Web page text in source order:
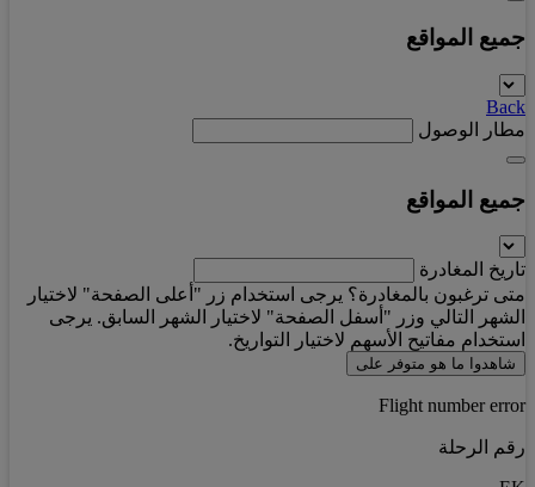
جميع المواقع
Back
مطار الوصول
جميع المواقع
تاريخ المغادرة
متى ترغبون بالمغادرة؟ يرجى استخدام زر "أعلى الصفحة" لاختيار
الشهر التالي وزر "أسفل الصفحة" لاختيار الشهر السابق. يرجى
استخدام مفاتيح الأسهم لاختيار التواريخ.
شاهدوا ما هو متوفر على
Flight number error
رقم الرحلة